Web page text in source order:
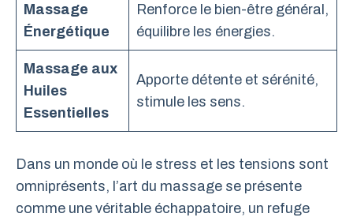
Massage
Énergétique
Renforce le bien-être général,
équilibre les énergies.
Massage aux
Huiles
Essentielles
Apporte détente et sérénité,
stimule les sens.
Dans un monde où le stress et les tensions sont
omniprésents, l’art du massage se présente
comme une véritable échappatoire, un refuge